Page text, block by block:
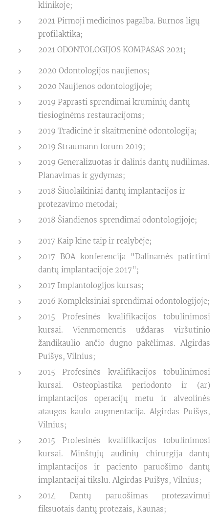
klinikoje;
2021 Pirmoji medicinos pagalba. Burnos ligų
profilaktika;
2021 ODONTOLOGIJOS KOMPASAS 2021;
2020 Odontologijos naujienos;
2020 Naujienos odontologijoje;
2019 Paprasti sprendimai krūminių dantų
tiesioginėms restauracijoms;
2019 Tradicinė ir skaitmeninė odontologija;
2019 Straumann forum 2019;
2019 Generalizuotas ir dalinis dantų nudilimas.
Planavimas ir gydymas;
2018 Šiuolaikiniai dantų implantacijos ir
protezavimo metodai;
2018 Šiandienos sprendimai odontologijoje;
2017 Kaip kine taip ir realybėje;
2017 BOA konferencija "Dalinamės patirtimi
dantų implantacijoje 2017";
2017 Implantologijos kursas;
2016 Kompleksiniai sprendimai odontologijoje;
2015 Profesinės kvalifikacijos tobulinimosi
kursai. Vienmomentis uždaras viršutinio
žandikaulio ančio dugno pakėlimas. Algirdas
Puišys, Vilnius;
2015 Profesinės kvalifikacijos tobulinimosi
kursai. Osteoplastika periodonto ir (ar)
implantacijos operacijų metu ir alveolinės
ataugos kaulo augmentacija. Algirdas Puišys,
Vilnius;
2015 Profesinės kvalifikacijos tobulinimosi
kursai. Minštųjų audinių chirurgija dantų
implantacijos ir paciento paruošimo dantų
implantacijai tikslu. Algirdas Puišys, Vilnius;
2014 Dantų paruošimas protezavimui
fiksuotais dantų protezais, Kaunas;